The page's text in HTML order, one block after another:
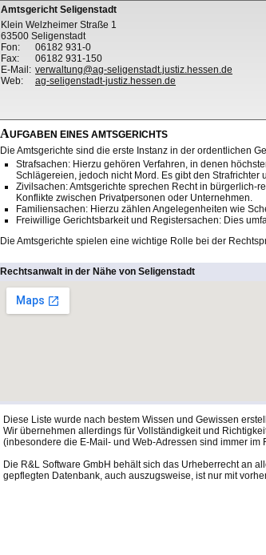
Amtsgericht Seligenstadt
Klein Welzheimer Straße 1
63500 Seligenstadt
Fon:
06182 931-0
Fax:
06182 931-150
E-Mail: verwaltung@ag-seligenstadt.justiz.hessen.de
Web:
ag-seligenstadt-justiz.hessen.de
AUFGABEN EINES AMTSGERICHTS
Die Amtsgerichte sind die erste Instanz in der ordentlichen
Strafsachen: Hierzu gehören Verfahren, in denen
Schlägereien, jedoch nicht Mord. Es gibt den Strafrichter
Zivilsachen: Amtsgerichte sprechen Recht in bürgerlich-
Konflikte zwischen Privatpersonen oder Unternehmen.
Familiensachen: Hierzu zählen Angelegenheiten wie
Freiwillige Gerichtsbarkeit und Registersachen: Dies
Die Amtsgerichte spielen eine wichtige Rolle bei der
Rechtsanwalt in der Nähe von Seligenstadt
Diese Liste wurde nach bestem Wissen und Gewissen
Wir übernehmen allerdings für Vollständigkeit und
(inbesondere die E-Mail- und Web-Adressen sind immer im
Die R&L Software GmbH behält sich das Urheberrecht an
gepflegten Datenbank, auch auszugsweise, ist nur mit